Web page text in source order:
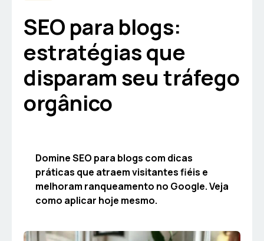
SEO para blogs:
estratégias que
disparam seu tráfego
orgânico
Domine SEO para blogs com dicas
práticas que atraem visitantes fiéis e
melhoram ranqueamento no Google. Veja
como aplicar hoje mesmo.